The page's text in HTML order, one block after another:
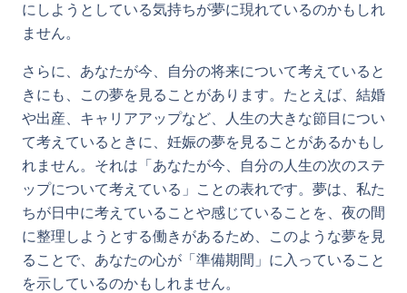
にしようとしている気持ちが夢に現れているのかもしれ
ません。
さらに、あなたが今、自分の将来について考えていると
きにも、この夢を見ることがあります。たとえば、結婚
や出産、キャリアアップなど、人生の大きな節目につい
て考えているときに、妊娠の夢を見ることがあるかもし
れません。それは「あなたが今、自分の人生の次のステ
ップについて考えている」ことの表れです。夢は、私た
ちが日中に考えていることや感じていることを、夜の間
に整理しようとする働きがあるため、このような夢を見
ることで、あなたの心が「準備期間」に入っていること
を示しているのかもしれません。